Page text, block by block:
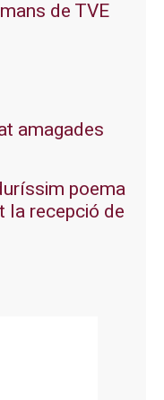
de TVE
amagades
poema
la recepció de